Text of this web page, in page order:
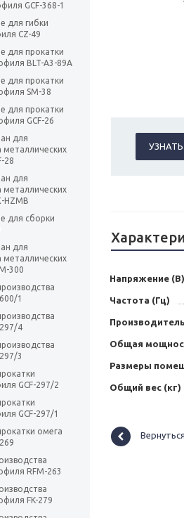
GCF-368-1
для гибки
CZ-49
для прокатки
BLT-А3-89А
для прокатки
SM-38
для прокатки
GCF-26
для
металлических
28
для
металлических
HZMB
для сборки
для
металлических
300
1
4
3
GCF-297/2
GCF-297/1
омега
RFM-263
FK-279
Напряжение (В)
Частота (Гц)
Общая
Размеры
Общий вес (кг)